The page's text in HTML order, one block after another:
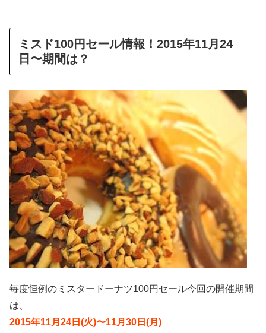
ミスド100円セール情報！2015年11月24
日〜期間は？
毎度恒例のミスタードーナツ100円セール今回の開催期間
は、
2015年11月24日(火)〜11月30日(月)